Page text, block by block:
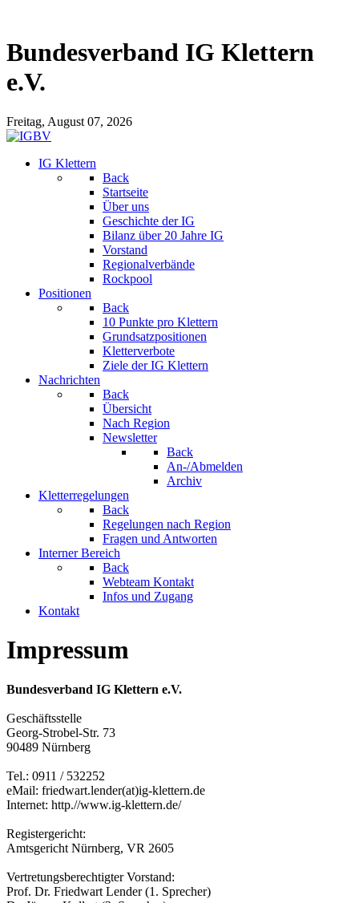
Bundesverband IG Klettern
e.V.
Freitag, August 07, 2026
IG Klettern
Back
Startseite
Über uns
Geschichte der IG
Bilanz über 20 Jahre IG
Vorstand
Regionalverbände
Rockpool
Positionen
Back
10 Punkte pro Klettern
Grundsatzpositionen
Kletterverbote
Ziele der IG Klettern
Nachrichten
Back
Übersicht
Nach Region
Newsletter
Back
An-/Abmelden
Archiv
Kletterregelungen
Back
Regelungen nach Region
Fragen und Antworten
Interner Bereich
Back
Webteam Kontakt
Infos und Zugang
Kontakt
Impressum
Bundesverband IG Klettern e.V.
Geschäftsstelle
Georg-Strobel-Str. 73
90489 Nürnberg
Tel.: 0911 / 532252
eMail: friedwart.lender(at)ig-klettern.de
Internet: http.//www.ig-klettern.de/
Registergericht:
Amtsgericht Nürnberg, VR 2605
Vertretungsberechtigter Vorstand:
Prof. Dr. Friedwart Lender (1. Sprecher)